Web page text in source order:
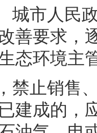
市人民
善要求，
态环境主
禁止销售
建成的，